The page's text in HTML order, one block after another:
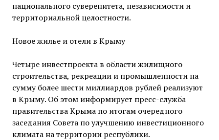
национального суверенитета, независимости и
территориальной целостности.
Новое жилье и отели в Крыму
Четыре инвестпроекта в области жилищного
строительства, рекреации и промышленности на
сумму более шести миллиардов рублей реализуют
в Крыму. Об этом информирует пресс-служба
правительства Крыма по итогам очередного
заседания Совета по улучшению инвестиционного
климата на территории республики.